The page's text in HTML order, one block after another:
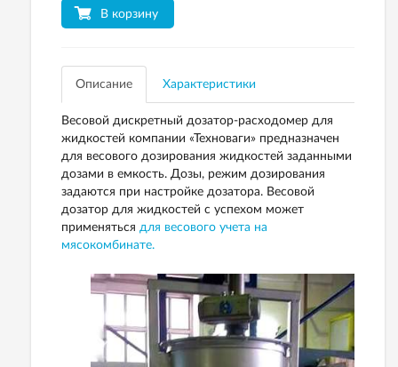
В корзину
Описание Характеристики
Весовой дискретный дозатор-расходомер для
жидкостей компании «Техноваги» предназначен
для весового дозирования жидкостей заданными
дозами в емкость. Дозы, режим дозирования
задаются при настройке дозатора. Весовой
дозатор для жидкостей с успехом может
применяться для весового учета на
мясокомбинате.